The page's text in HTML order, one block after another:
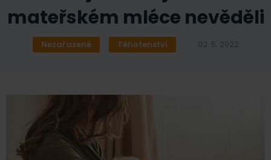
mateřském mléce nevěděli
Nezařazené Těhotenství 02. 5. 2022